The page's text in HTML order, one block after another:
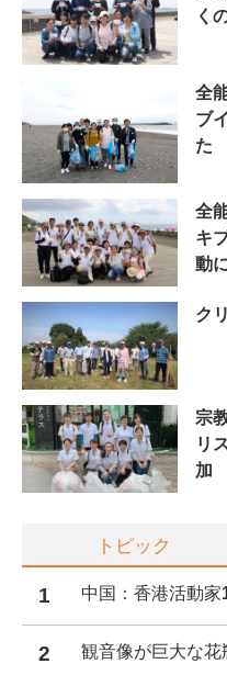
く
全
ブ
た
全
キ
動
ク
宗
リ
加
トピック
1 中国：香港活動
2 観音像が巨大な花